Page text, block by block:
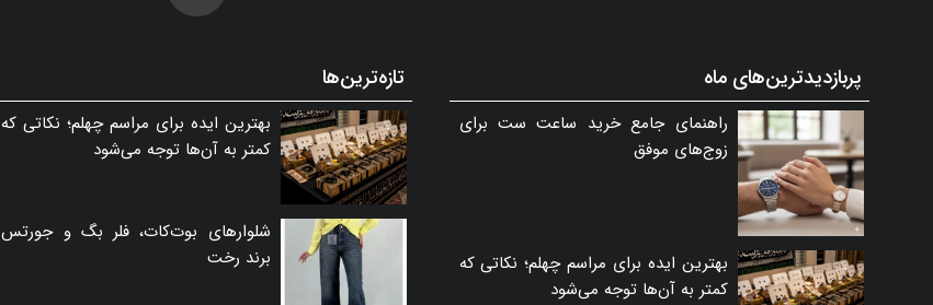
پربازدیدترین‌های ماه
راهنمای جامع خرید ساعت ست برای
زوج‌های موفق
بهترین ایده برای مراسم چهلم؛ نکاتی که
کمتر به آن‌ها توجه می‌شود
تازه‌ترین‌ها
بهترین ایده برای مراسم چهلم؛ نکاتی که
کمتر به آن‌ها توجه می‌شود
شلوارهای بوت‌کات، فلر بگ و جورتس
برند رخت